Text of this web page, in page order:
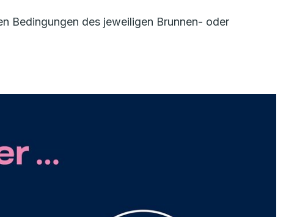
Bedingungen des jeweiligen Brunnen- oder